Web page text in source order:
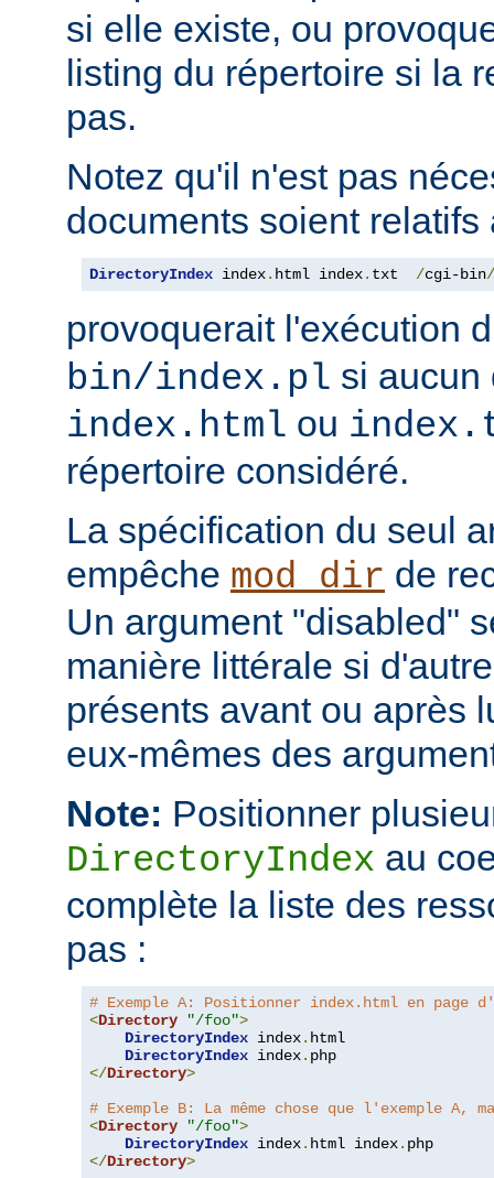
si elle existe, ou
listing du répertoire si la
pas.
Notez qu'il n'est pas
documents soient relatifs
DirectoryIndex index. html index. txt /cgi-bin/
provoquerait l'exécution
bin/index.pl si aucun
index.html ou
répertoire considéré.
La spécification du seul
empêche mod_dir de
Un argument "disabled"
manière littérale si
présents avant ou après
eux-mêmes des
Note: Positionner
DirectoryIndex au
complète la liste des
pas :
# Exemple A: Positionner index.html en page
<Directory "/foo">
DirectoryIndex index. html
DirectoryIndex index.
</Directory>
# Exemple B: La même chose que l'exemple
<Directory "/foo">
DirectoryIndex index. html index.
</Directory>